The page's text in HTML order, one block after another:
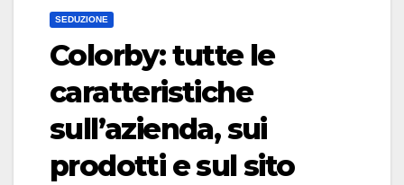
SEDUZIONE
Colorby: tutte le
caratteristiche
sull’azienda, sui
prodotti e sul sito